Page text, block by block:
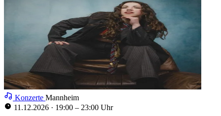
Konzerte Mannheim
11.12.2026 · 19:00 – 23:00 Uhr